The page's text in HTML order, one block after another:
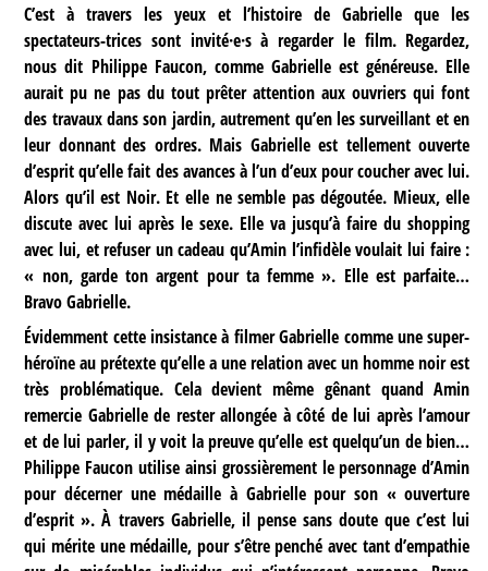
C’est à travers les yeux et l’histoire de Gabrielle que les
spectateurs-trices sont invité·e·s à regarder le film. Regardez,
nous dit Philippe Faucon, comme Gabrielle est généreuse. Elle
aurait pu ne pas du tout prêter attention aux ouvriers qui font
des travaux dans son jardin, autrement qu’en les surveillant et en
leur donnant des ordres. Mais Gabrielle est tellement ouverte
d’esprit qu’elle fait des avances à l’un d’eux pour coucher avec lui.
Alors qu’il est Noir. Et elle ne semble pas dégoutée. Mieux, elle
discute avec lui après le sexe. Elle va jusqu’à faire du shopping
avec lui, et refuser un cadeau qu’Amin l’infidèle voulait lui faire :
« non, garde ton argent pour ta femme ». Elle est parfaite…
Bravo Gabrielle.
Évidemment cette insistance à filmer Gabrielle comme une super-
héroïne au prétexte qu’elle a une relation avec un homme noir est
très problématique. Cela devient même gênant quand Amin
remercie Gabrielle de rester allongée à côté de lui après l’amour
et de lui parler, il y voit la preuve qu’elle est quelqu’un de bien…
Philippe Faucon utilise ainsi grossièrement le personnage d’Amin
pour décerner une médaille à Gabrielle pour son « ouverture
d’esprit ». À travers Gabrielle, il pense sans doute que c’est lui
qui mérite une médaille, pour s’être penché avec tant d’empathie